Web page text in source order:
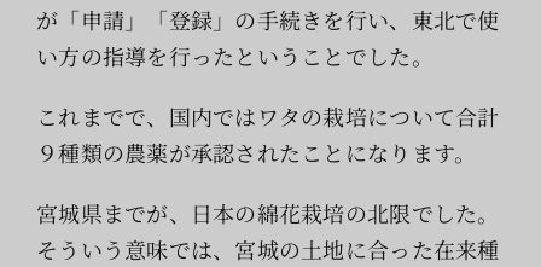
が「申請」「登録」の手続きを行い、東北で使
い方の指導を行ったということでした。
これまでで、国内ではワタの栽培について合計
９種類の農薬が承認されたことになります。
宮城県までが、日本の綿花栽培の北限でした。
そういう意味では、宮城の土地に合った在来種